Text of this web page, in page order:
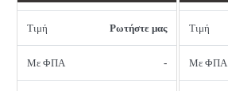
Τιμή Ρωτήστε μας
Με ΦΠΑ -
Τιμή
Με ΦΠΑ